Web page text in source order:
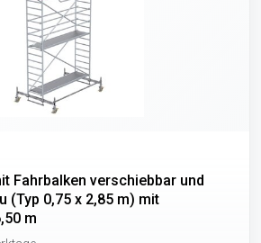
Fahrbalken verschiebbar und
(Typ 0,75 x 2,85 m) mit
m